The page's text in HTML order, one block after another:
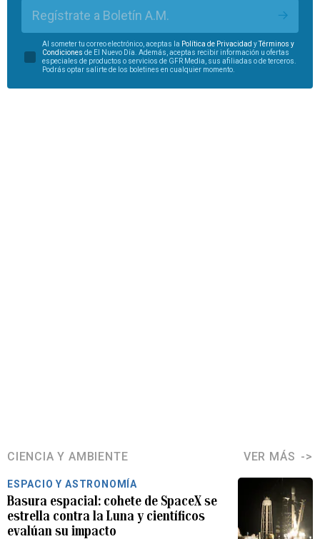
Regístrate a Boletín A.M.
Al someter tu correo electrónico, aceptas la Política de Privacidad yTérminos y
Condiciones de El Nuevo Día. Además, aceptas recibir información u ofertas
especiales de productos o servicios de GFR Media, sus afiliadas o de terceros.
Podrás optar salirte de los boletines en cualquier momento.
CIENCIA Y AMBIENTE VER MÁS
ESPACIO Y ASTRONOMÍA
Basura espacial: cohete de SpaceX se
estrella contra la Luna y científicos
evalúan su impacto